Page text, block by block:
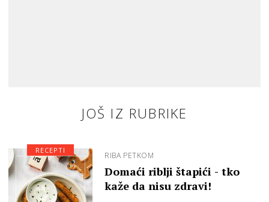
JOŠ IZ RUBRIKE
RIBA PETKOM
Domaći riblji štapići - tko
kaže da nisu zdravi!
RECEPTI